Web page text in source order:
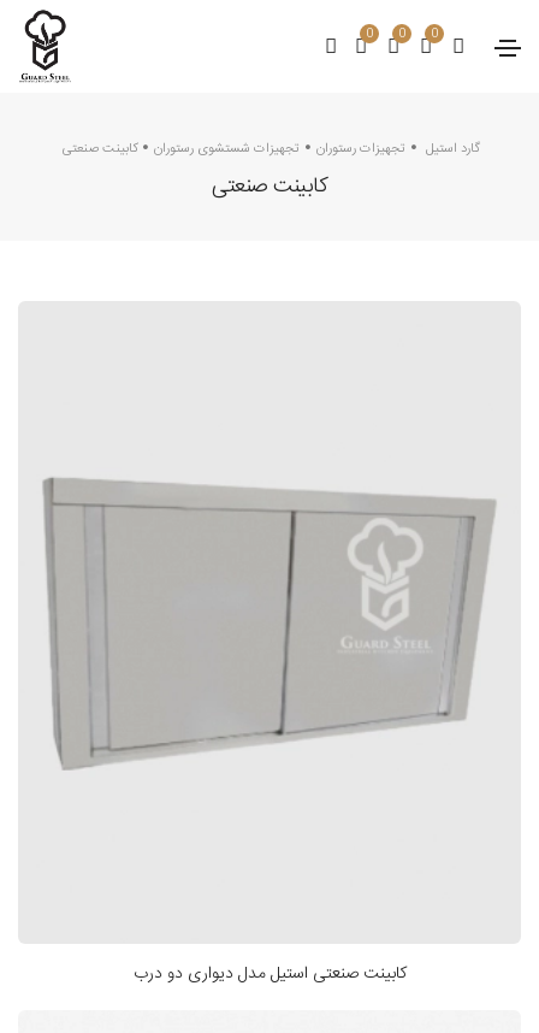
0 0 0
گارد استیل تجهیزات رستوران تجهیزات شستشوی رستوران کابینت صنعتی
کابینت صنعتی
کابینت صنعتی استیل مدل دیواری دو درب